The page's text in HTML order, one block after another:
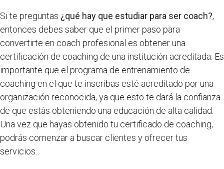
Si te preguntas ¿qué hay que estudiar para ser coach?,
entonces debes saber que el primer paso para
convertirte en coach profesional es obtener una
certificación de coaching de una institución acreditada. Es
importante que el programa de entrenamiento de
coaching en el que te inscribas esté acreditado por una
organización reconocida, ya que esto te dará la confianza
de que estás obteniendo una educación de alta calidad.
Una vez que hayas obtenido tu certificado de coaching,
podrás comenzar a buscar clientes y ofrecer tus
servicios.